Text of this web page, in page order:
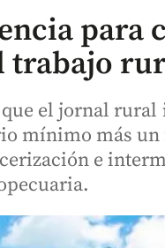
para
el jornal rural
mínimo más
e